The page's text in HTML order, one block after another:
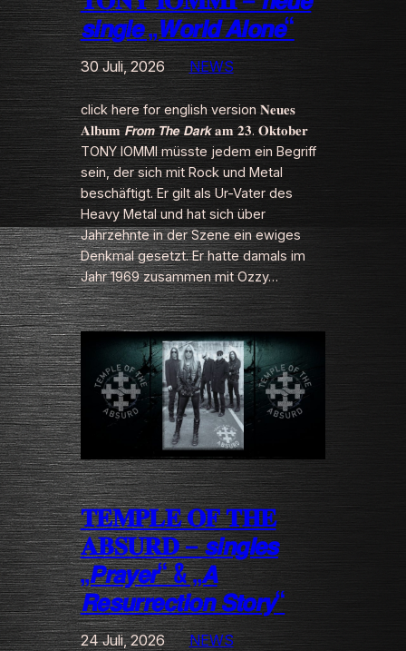
𝙨𝙞𝙣𝙜𝙡𝙚 „𝙒𝙤𝙧𝙡𝙙 𝘼𝙡𝙤𝙣𝙚“
30 Juli, 2026 NEWS
click here for english version 𝐍𝐞𝐮𝐞𝐬
𝐀𝐥𝐛𝐮𝐦 𝙁𝙧𝙤𝙢 𝙏𝙝𝙚 𝘿𝙖𝙧𝙠 𝐚𝐦 𝟐𝟑. 𝐎𝐤𝐭𝐨𝐛𝐞𝐫
TONY IOMMI müsste jedem ein Begriff
sein, der sich mit Rock und Metal
beschäftigt. Er gilt als Ur-Vater des
Heavy Metal und hat sich über
Jahrzehnte in der Szene ein ewiges
Denkmal gesetzt. Er hatte damals im
Jahr 1969 zusammen mit Ozzy…
𝐓𝐄𝐌𝐏𝐋𝐄 𝐎𝐅 𝐓𝐇𝐄
𝐀𝐁𝐒𝐔𝐑𝐃 – 𝙨𝙞𝙣𝙜𝙡𝙚𝙨
„𝙋𝙧𝙖𝙮𝙚𝙧“ & „𝘼
𝙍𝙚𝙨𝙪𝙧𝙧𝙚𝙘𝙩𝙞𝙤𝙣 𝙎𝙩𝙤𝙧𝙮“
24 Juli, 2026 NEWS